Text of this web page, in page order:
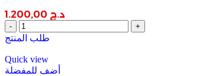
د.ج
قالب
صينية
quantity
طلب المنتج
Quick view
أضف للمفضلة